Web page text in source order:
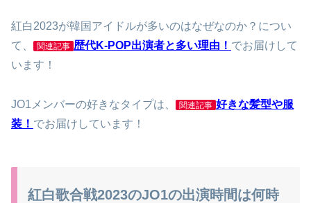
紅白2023が韓国アイドルが多いのはなぜなのか？につい
て、
関連記事 歴代K-POP出演者と多い理由！ でお届けして
います！
JO1メンバーの好きなタイプは、 関連記事 好きな髪型や服
装！ でお届けしています！
紅白歌合戦2023のJO1の出演時間は何時